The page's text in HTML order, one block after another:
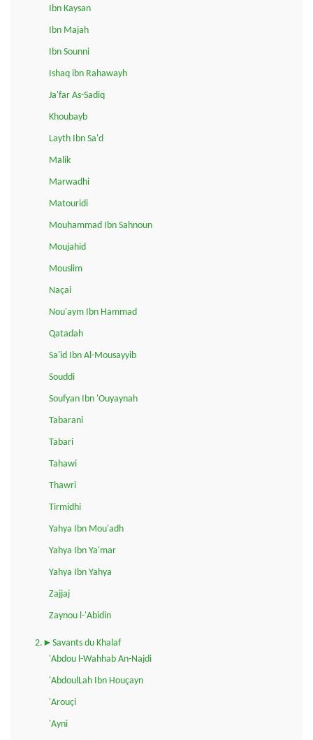
Ibn Kaysan
Ibn Majah
Ibn Sounni
Ishaq ibn Rahawayh
Ja'far As-Sadiq
Khoubayb
Layth Ibn Sa'd
Malik
Marwadhi
Matouridi
Mouhammad Ibn Sahnoun
Moujahid
Mouslim
Naçai
Nou'aym Ibn Hammad
Qatadah
Sa'id Ibn Al-Mousayyib
Souddi
Soufyan Ibn 'Ouyaynah
Tabarani
Tabari
Tahawi
Thawri
Tirmidhi
Yahya Ibn Mou'adh
Yahya Ibn Ya'mar
Yahya Ibn Yahya
Zajjaj
Zaynou l-'Abidin
2.►Savants du Khalaf
'Abdou l-Wahhab An-Najdi
'AbdoulLah Ibn Houçayn
'Arouçi
'Ayni